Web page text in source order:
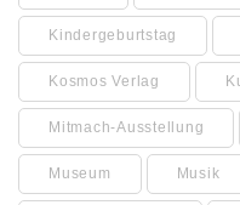
Kindergeburtstag
Kosmos Verlag
Mitmach-Ausstellung
Museum Musik